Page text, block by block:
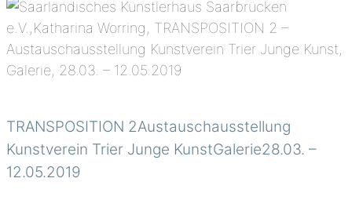
TRANSPOSITION 2Austauschausstellung
Kunstverein Trier Junge KunstGalerie28.03. –
12.05.2019